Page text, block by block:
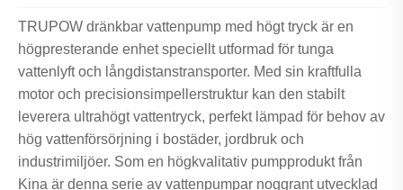
TRUPOW dränkbar vattenpump med högt tryck är en
högpresterande enhet speciellt utformad för tunga
vattenlyft och långdistanstransporter. Med sin kraftfulla
motor och precisionsimpellerstruktur kan den stabilt
leverera ultrahögt vattentryck, perfekt lämpad för behov av
hög vattenförsörjning i bostäder, jordbruk och
industrimiljöer. Som en högkvalitativ pumpprodukt från
Kina är denna serie av vattenpumpar noggrant utvecklad